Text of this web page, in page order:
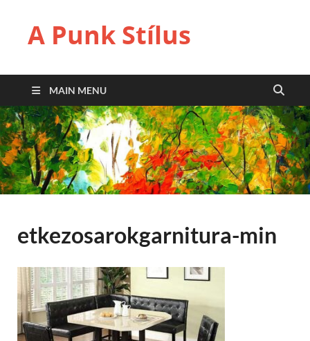
A Punk Stílus
MAIN MENU
etkezosarokgarnitura-min